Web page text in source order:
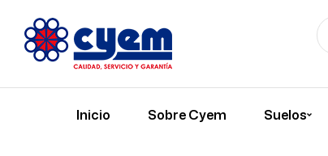
Inicio Sobre Cyem Suelos